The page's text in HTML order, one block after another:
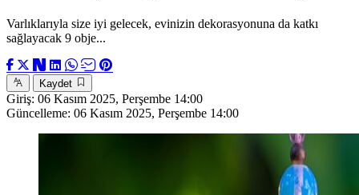
Varlıklarıyla size iyi gelecek, evinizin dekorasyonuna da katkı
sağlayacak 9 obje...
Kaydet
Giriş: 06 Kasım 2025, Perşembe 14:00
Güncelleme: 06 Kasım 2025, Perşembe 14:00